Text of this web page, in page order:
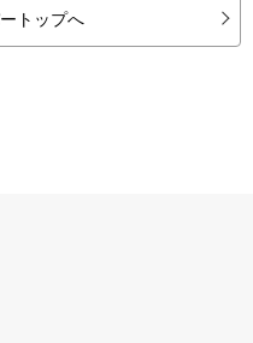
トップへ